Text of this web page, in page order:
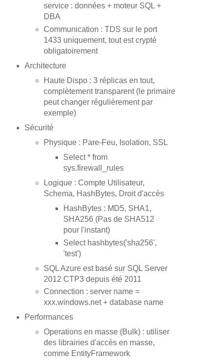
service : données + moteur SQL +
DBA
Communication : TDS sur le port
1433 uniquement, tout est crypté
obligatoirement
Architecture
Haute Dispo : 3 réplicas en tout,
complètement transparent (le primaire
peut changer régulièrement par
exemple)
Sécurité
Physique : Pare-Feu, Isolation, SSL
Select * from
sys.firewall_rules
Logique : Compte Utilisateur,
Schema, HashBytes, Droit d'accès
HashBytes : MD5, SHA1,
SHA256 (Pas de SHA512
pour l'instant)
Select hashbytes('sha256',
'test')
SQL Azure est basé sur SQL Server
2012 CTP3 depuis été 2011
Connection : server name =
xxx.windows.net + database name
Performances
Operations en masse (Bulk) : utiliser
des librairies d'accès en masse,
comme EntityFramework